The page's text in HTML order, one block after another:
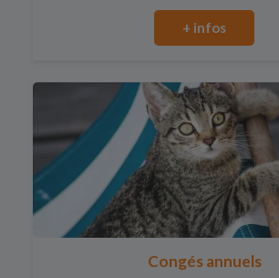
+ infos
Congés annuels